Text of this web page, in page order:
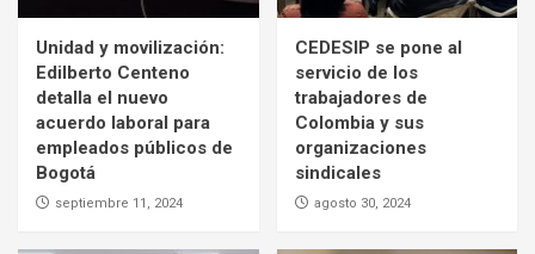
Unidad y movilización:
Edilberto Centeno
detalla el nuevo
acuerdo laboral para
empleados públicos de
Bogotá
septiembre 11, 2024
CEDESIP se pone al
servicio de los
trabajadores de
Colombia y sus
organizaciones
sindicales
agosto 30, 2024